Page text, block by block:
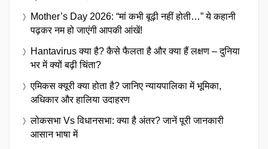
Mother’s Day 2026: “मां कभी बूढ़ी नहीं होती…” ये कहानी
पढ़कर नम हो जाएंगी आपकी आंखें!
Hantavirus क्या है? कैसे फैलता है और क्या हैं लक्षण – दुनिया
भर में क्यों बढ़ी चिंता?
एमिकस क्यूरी क्या होता है? जानिए न्यायपालिका में भूमिका,
अधिकार और हालिया उदाहरण
लोकसभा Vs विधानसभा: क्या है अंतर? जानें पूरी जानकारी
आसान भाषा में